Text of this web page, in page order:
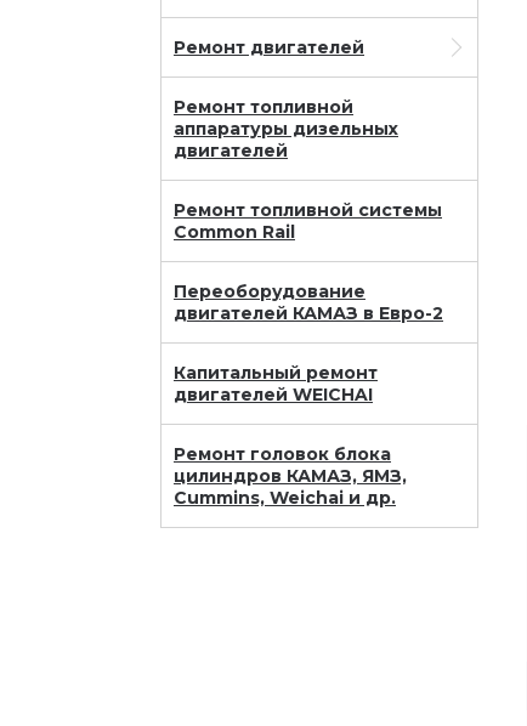
Ремонт двигателей
Ремонт топливной
аппаратуры дизельных
двигателей
Ремонт топливной системы
Common Rail
Переоборудование
двигателей КАМАЗ в Евро-2
Капитальный ремонт
двигателей WEICHAI
Ремонт головок блока
цилиндров КАМАЗ, ЯМЗ,
Cummins, Weichai и др.